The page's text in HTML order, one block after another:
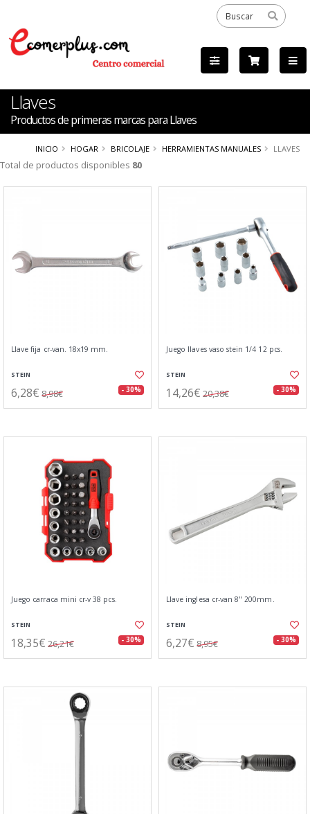
Llaves
Productos de primeras marcas para Llaves
INICIO HOGAR BRICOLAJE HERRAMIENTAS MANUALES LLAVES
Total de productos disponibles 80
Llave fija cr-van. 18x19 mm.
STEIN
6,28€ 8,98€ - 30%
Juego llaves vaso stein 1/4 12 pcs.
STEIN
14,26€ 20,38€ - 30%
Juego carraca mini cr-v 38 pcs.
STEIN
18,35€ 26,21€ - 30%
Llave inglesa cr-van 8" 200mm.
STEIN
6,27€ 8,95€ - 30%